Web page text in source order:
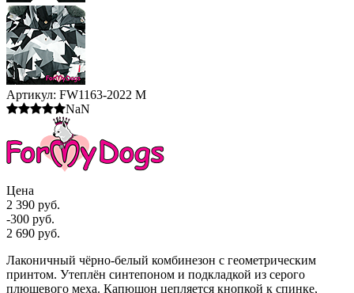
Артикул: FW1163-2022 M
NaN
Цена
2 390 руб.
-300 руб.
2 690 руб.
Лаконичный чёрно-белый комбинезон с геометрическим
принтом. Утеплён синтепоном и подкладкой из серого
плюшевого меха. Капюшон цепляется кнопкой к спинке,